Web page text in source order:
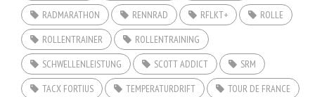
RADMARATHON
RENNRAD RFLKT+
ROLLE
ROLLENTRAINER
ROLLENTRAINING
SCHWELLENLEISTUNG
SCOTT ADDICT
SRM
TACX FORTIUS
TEMPERATURDRIFT
TOUR DE FRANCE